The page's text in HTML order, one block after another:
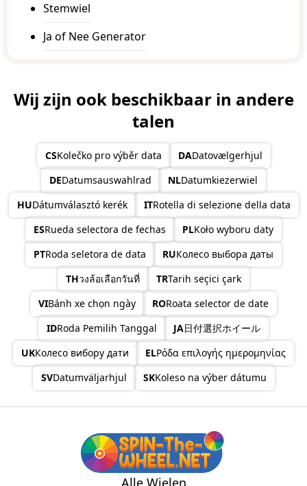
Stemwiel
Ja of Nee Generator
Wij zijn ook beschikbaar in andere
talen
CSKolečko pro výběr data DADatovælgerhjul
DEDatumsauswahlrad NLDatumkiezerwiel
HUDátumválasztó kerék ITRotella di selezione della data
ESRueda selectora de fechas PLKoło wyboru daty
PTRoda seletora de data RUКолесо выбора даты
THวงล้อเลือกวันที่ TRTarih seçici çark
VIBánh xe chọn ngày RORoata selector de date
IDRoda Pemilih Tanggal JA日付選択ホイール
UKКолесо вибору дати ELΡόδα επιλογής ημερομηνίας
SVDatumväljarhjul SKKoleso na výber dátumu